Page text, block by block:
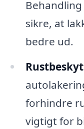
sikre, at
bedre ud.
forhindre
vigtigt for